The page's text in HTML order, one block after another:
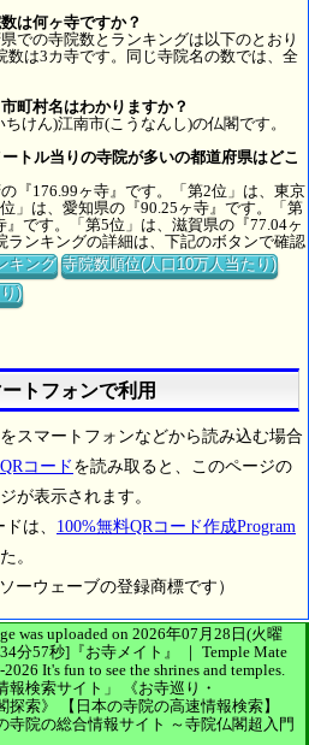
は何ヶ寺ですか？
での寺院数とランキングは以下のとおり
数は3カ寺です。同じ寺院名の数では、全
町村名はわかりますか？
けん)江南市(こうなんし)の仏閣です。
トル当りの寺院が多いの都道府県はどこ
『176.99ヶ寺』です。「第2位」は、東京
」は、愛知県の『90.25ヶ寺』です。「第
です。「第5位」は、滋賀県の『77.04ヶ
ランキングの詳細は、下記のボタンで確認
キング 寺院数順位(人口10万人当たり)
)
トフォンで利用
スマートフォンなどから読み込む場合
QRコード を読み取ると、このページの
が表示されます。
は、 100%無料QRコード作成Program
。
ーウェーブの登録商標です）
was uploaded on 2026年07月28日(火曜
分57秒] 『お寺メイト』 ｜ Temple Mate
2026 It's fun to see the shrines and temples.
報検索サイト」
《お寺巡り・
探索》
【日本の寺院の高速情報検索】
寺院の総合情報サイト ～寺院仏閣超入門